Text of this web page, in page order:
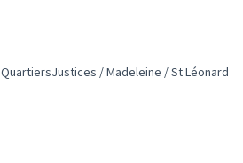
Filtrer les résultats de la catégorie : Quartiers
QuartiersFiltrer les résultats pour le secteur
Justices / Madeleine / St Léonard